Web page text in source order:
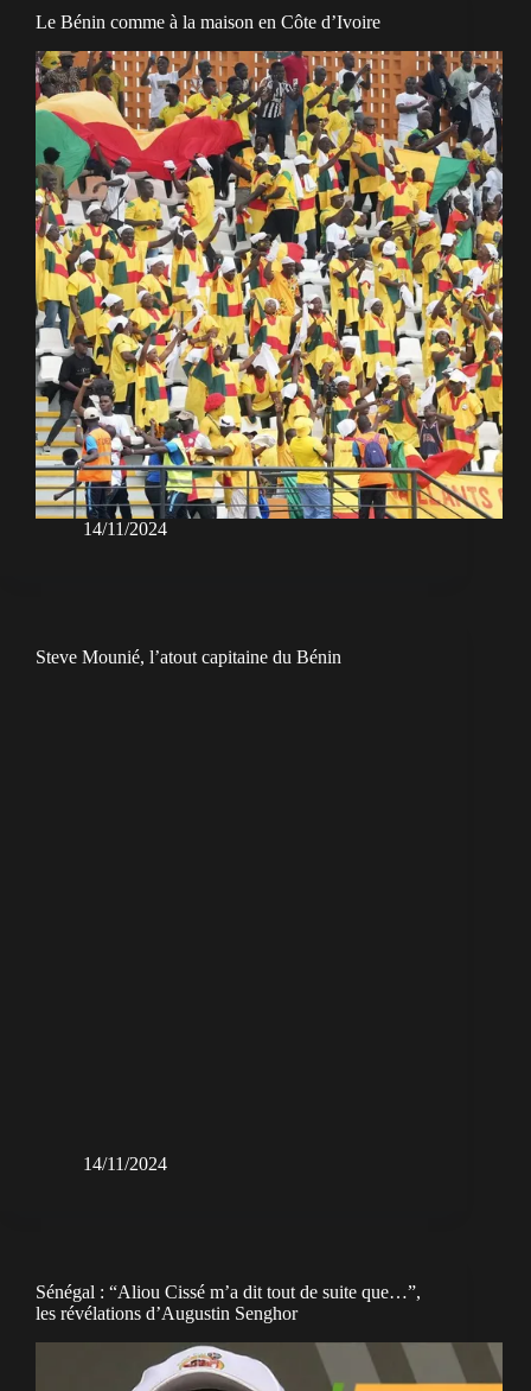
Le Bénin comme à la maison en Côte d’Ivoire
14/11/2024
Steve Mounié, l’atout capitaine du Bénin
14/11/2024
Sénégal : “Aliou Cissé m’a dit tout de suite que…”,
les révélations d’Augustin Senghor